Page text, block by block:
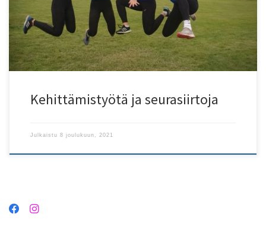
kaksinkertainen naisten 400 metrin voittaja Mette Baas, joka
edustaa jatkossa Joensuun Katajaa. Seurana olemme erittäin […]
Kehittämistyötä ja seurasiirtoja
Julkaistu 8 joulukuun, 2021